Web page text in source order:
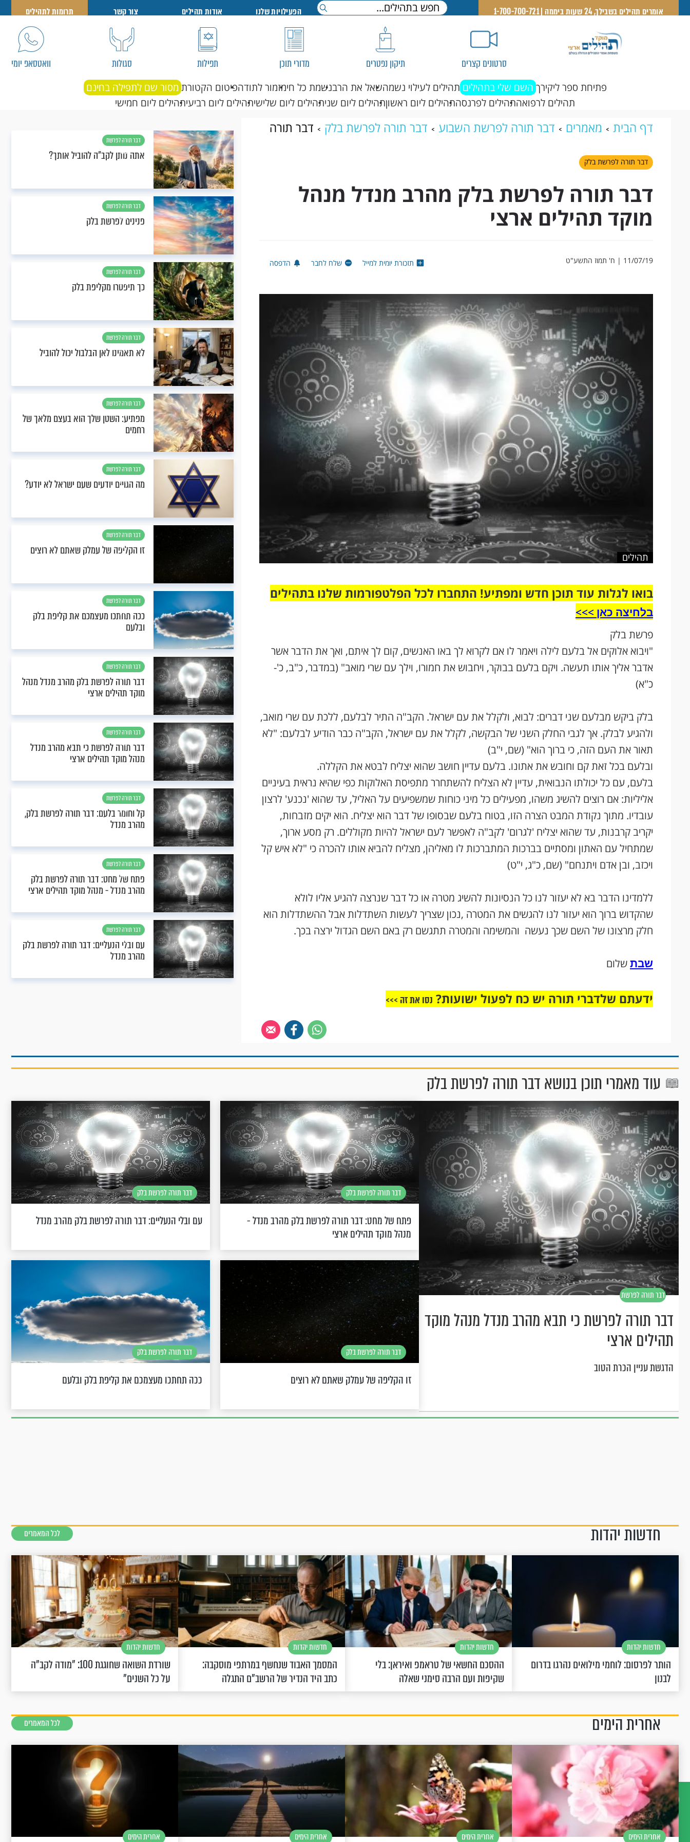
דברו
איתנו
אומרים תהילים בשבילך, 24 שעות ביממה | 1-700-700-721 הפעילויות שלנו אודות תהילים צור קשר תרומות לתהילים
סרטונים קצרים תיקון נפטרים מדורי תוכן תפילות סגולות וואטסאפ יומי
פתיחת ספר ליקירך השם שלי בתהילים תהילים לעילוי נשמהשאל את הרבנשמת כל חימזמור לתודהפיטום הקטורת מסור שם לתפילה בחינם
תהילים לרפואהתהילים לפרנסהתהילים ליום ראשוןתהילים ליום שניתהילים ליום שלישיתהילים ליום רביעיתהילים ליום חמישי
דף הבית מאמרים דבר תורה לפרשת השבוע דבר תורה לפרשת בלק
דבר תורה
לפרשת בלק מהרב מנדל מנהל מוקד תהילים ארצי
דבר תורה לפרשת בלק
דבר תורה לפרשת בלק מהרב מנדל מנהל
מוקד תהילים ארצי
11/07/19 | ח' תמוז התשע"ט תזכורת יומית למייל שלח לחבר הדפסה
תהילים
בואו לגלות עוד תוכן חדש ומפתיע! התחברו לכל הפלטפורמות שלנו בתהילים
בלחיצה כאן >>>​
פרשת בלק
"ויבוא אלוקים אל בלעם לילה ויאמר לו אם לקרוא לך באו האנשים, קום לך איתם, ואך את הדבר אשר
אדבר אליך אותו תעשה. ויקם בלעם בבוקר, ויחבוש את חמורו, וילך עם שרי מואב" (במדבר, כ"ב, כ'-
כ"א)
בלק ביקש מבלעם שני דברים: לבוא, ולקלל את עם ישראל. הקב"ה התיר לבלעם, ללכת עם שרי מואב,
ולהגיע לבלק. אך לגבי החלק השני של הבקשה, לקלל את עם ישראל, הקב"ה כבר הודיע לבלעם: "לא
תאור את העם הזה, כי ברוך הוא" (שם, י"ב)
ובלעם בכל זאת קם וחובש את אתונו. בלעם עדיין חושב שהוא יצליח לבטא את הקללה.
בלעם, עם כל יכולתו הנבואית, עדיין לא הצליח להשתחרר מתפיסת האלוקות כפי שהיא נראית בעיניים
אליליות: אם רוצים להשיג משהו, מפעילים כל מיני כוחות שמשפיעים על האליל, עד שהוא 'נכנע' לרצון
עובדיו. מתוך נקודת המבט הצרה הזו, בטוח בלעם שבסופו של דבר הוא יצליח. הוא יקים מזבחות,
יקריב קרבנות, עד שהוא יצליח 'לגרום' לקב"ה לאפשר לעם ישראל להיות מקוללים. רק מסע ארוך,
שמתחיל עם האתון ומסתיים בברכות המתברכות לו מאליהן, מצליח להביא אותו להכרה כי "לא איש קל
ויכזב, ובן אדם ויתנחם" (שם, כ"ג, י"ט)
ללמדינו הדבר בא לא יעזור לנו כל הנסיונות להשיג מטרה או כל דבר שנרצה להגיע אליו לולא
שהקדוש ברוך הוא יעזור לנו להגשים את המטרה ,נכון שצריך לעשות השתדלות אבל ההשתדלות הוא
חלק מרצונו של השם שכך נעשה והמשימה והמטרה תתגשם רק באם השם הגדול ירצה בכך.
שבתשלום
ידעתם שלדברי תורה יש כח לפעול ישועות? נסו את זה >>>
דבר תורה לפרשת
בלק
אתה נותן לקב"ה להוביל אותך?
דבר תורה לפרשת
בלק
פנינים לפרשת בלק
דבר תורה לפרשת
בלק
כך תיפטרו מקליפת בלק
דבר תורה לפרשת
בלק
לא תאמינו לאן הבלבול יכול להוביל
דבר תורה לפרשת
בלק
מפתיע: השטן שלך הוא בעצם מלאך של
רחמים
דבר תורה לפרשת
בלק
מה הגויים יודעים שעם ישראל לא יודע?
דבר תורה לפרשת
בלק
זו הקליפה של עמלק שאתם לא רוצים
דבר תורה לפרשת
בלק
ככה תחתכו מעצמכם את קליפת בלק
ובלעם
דבר תורה לפרשת
בלק
דבר תורה לפרשת בלק מהרב מנדל מנהל
מוקד תהילים ארצי
דבר תורה לפרשת
בלק
דבר תורה לפרשת כי תבא מהרב מנדל
מנהל מוקד תהילים ארצי
דבר תורה לפרשת
בלק
קל וחומר בלעם: דבר תורה לפרשת בלק,
מהרב מנדל
דבר תורה לפרשת
בלק
פתח של מחט: דבר תורה לפרשת בלק
מהרב מנדל - מנהל מוקד תהילים ארצי
דבר תורה לפרשת
בלק
עם ובלי הנעליים: דבר תורה לפרשת בלק
מהרב מנדל
עוד מאמרי תוכן בנושא דבר תורה לפרשת בלק
דבר תורה לפרשת
דבר תורה לפרשת כי תבא מהרב מנדל מנהל מוקד
תהילים ארצי
הדגשת עניין הכרת הטוב
דבר תורה לפרשת בלק
פתח של מחט: דבר תורה לפרשת בלק מהרב מנדל -
מנהל מוקד תהילים ארצי
דבר תורה לפרשת בלק
עם ובלי הנעליים: דבר תורה לפרשת בלק מהרב מנדל
דבר תורה לפרשת בלק
זו הקליפה של עמלק שאתם לא רוצים
דבר תורה לפרשת בלק
ככה תחתכו מעצמכם את קליפת בלק ובלעם
חדשות יהדות לכל המאמרים
חדשות יהדות
הותר לפרסום: לוחמי מילואים נהרגו בדרום
לבנון
חדשות יהדות
ההסכם החשאי של טראמפ ואיראן: בלי
שקיפות ועם הרבה סימני שאלה
חדשות יהדות
המסמך האבוד שנחשף במרתפי מוסקבה:
כתב היד הנדיר של הרשב"ם התגלה
חדשות יהדות
שורדת השואה שחוגגת 100: "מודה לקב"ה
על כל השנים"
אחרית הימים לכל המאמרים
אחרית הימים אחרית הימים אחרית הימים אחרית הימים